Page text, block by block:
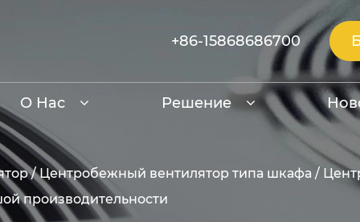
+86-15868686700
О Нас Решение
/Центробежный вентилятор типа шкафа /
производительности